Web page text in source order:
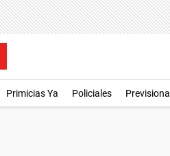
Primicias Ya Policiales Previsional